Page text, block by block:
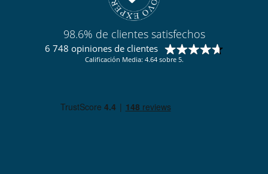
98.6% de clientes satisfechos
6 748 opiniones de clientes
Calificación Media: 4.64 sobre 5.